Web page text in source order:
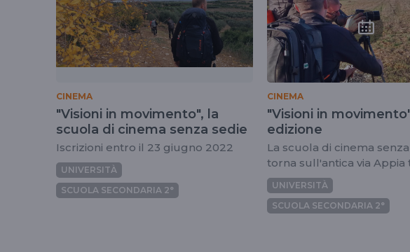
visioniinmovimento
CINEMA
"Visioni in movimento", la
scuola di cinema senza sedie
Iscrizioni entro il 23 giugno 2022
UNIVERSITÀ
SCUOLA SECONDARIA 2°
CINEMA
"Visioni in
edizione
La scuola di cinema
torna sull'antica via Appia
Campania, Puglia e
UNIVERSITÀ
SCUOLA SECONDARIA 2°